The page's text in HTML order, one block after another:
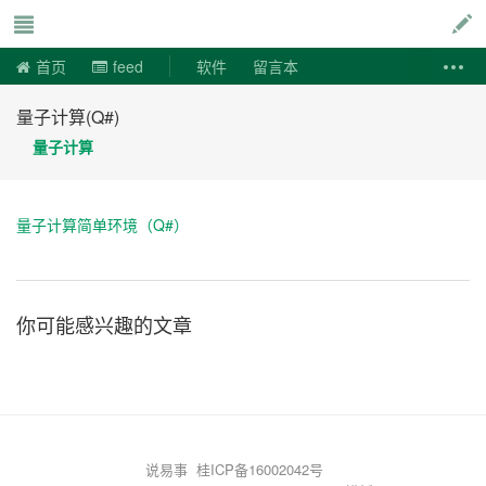
首页 feed 软件 留言本
量子计算(Q#)
量子计算
量子计算简单环境（Q#）
你可能感兴趣的文章
说易事 桂ICP备16002042号